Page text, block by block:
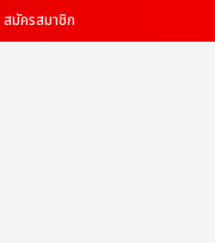
สมัครสมาชิก